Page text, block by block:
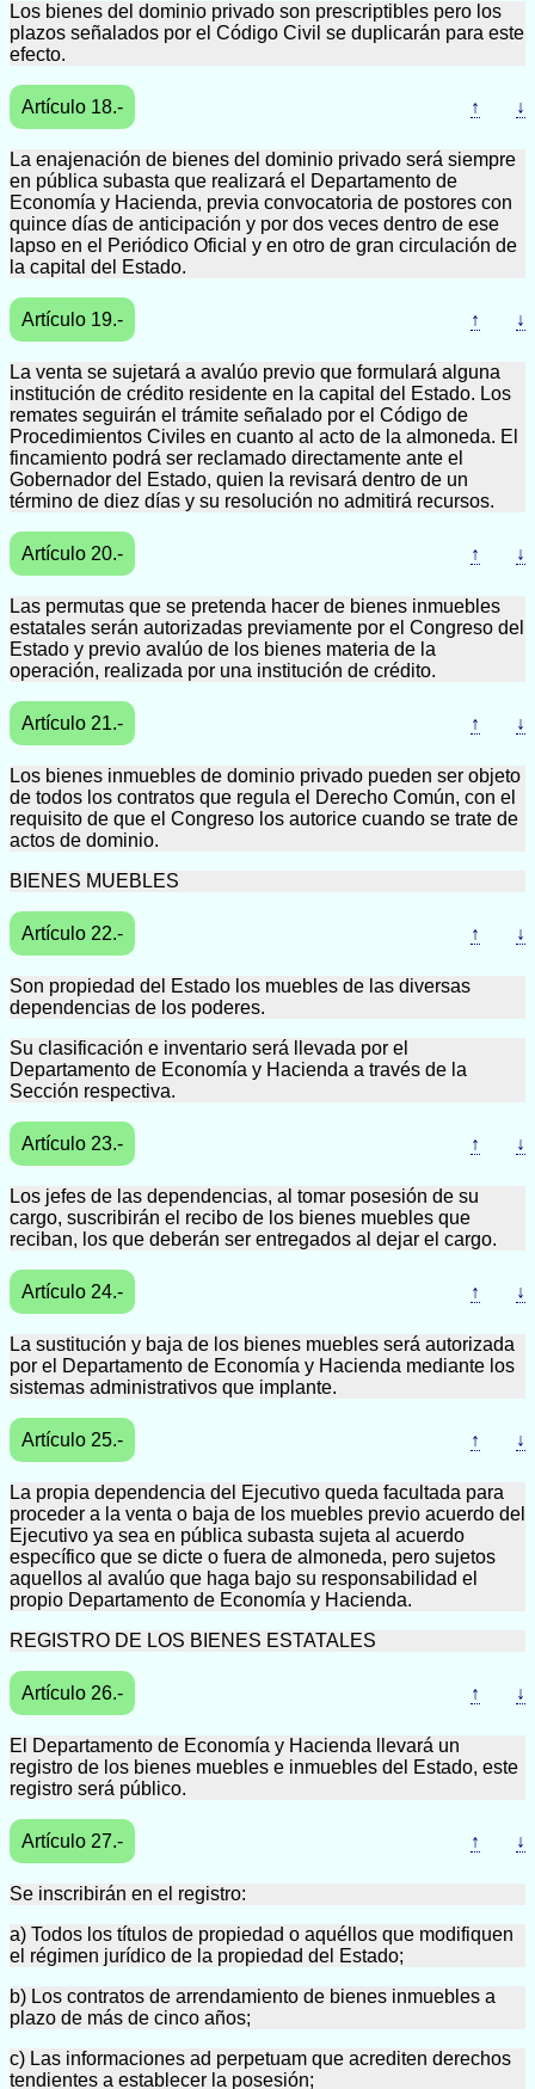
Los bienes del dominio privado son prescriptibles pero los
plazos señalados por el Código Civil se duplicarán para este
efecto.
Artículo 18.- ↑ ↓
La enajenación de bienes del dominio privado será siempre
en pública subasta que realizará el Departamento de
Economía y Hacienda, previa convocatoria de postores con
quince días de anticipación y por dos veces dentro de ese
lapso en el Periódico Oficial y en otro de gran circulación de
la capital del Estado.
Artículo 19.- ↑ ↓
La venta se sujetará a avalúo previo que formulará alguna
institución de crédito residente en la capital del Estado. Los
remates seguirán el trámite señalado por el Código de
Procedimientos Civiles en cuanto al acto de la almoneda. El
fincamiento podrá ser reclamado directamente ante el
Gobernador del Estado, quien la revisará dentro de un
término de diez días y su resolución no admitirá recursos.
Artículo 20.- ↑ ↓
Las permutas que se pretenda hacer de bienes inmuebles
estatales serán autorizadas previamente por el Congreso del
Estado y previo avalúo de los bienes materia de la
operación, realizada por una institución de crédito.
Artículo 21.- ↑ ↓
Los bienes inmuebles de dominio privado pueden ser objeto
de todos los contratos que regula el Derecho Común, con el
requisito de que el Congreso los autorice cuando se trate de
actos de dominio.
BIENES MUEBLES
Artículo 22.- ↑ ↓
Son propiedad del Estado los muebles de las diversas
dependencias de los poderes.
Su clasificación e inventario será llevada por el
Departamento de Economía y Hacienda a través de la
Sección respectiva.
Artículo 23.- ↑ ↓
Los jefes de las dependencias, al tomar posesión de su
cargo, suscribirán el recibo de los bienes muebles que
reciban, los que deberán ser entregados al dejar el cargo.
Artículo 24.- ↑ ↓
La sustitución y baja de los bienes muebles será autorizada
por el Departamento de Economía y Hacienda mediante los
sistemas administrativos que implante.
Artículo 25.- ↑ ↓
La propia dependencia del Ejecutivo queda facultada para
proceder a la venta o baja de los muebles previo acuerdo del
Ejecutivo ya sea en pública subasta sujeta al acuerdo
específico que se dicte o fuera de almoneda, pero sujetos
aquellos al avalúo que haga bajo su responsabilidad el
propio Departamento de Economía y Hacienda.
REGISTRO DE LOS BIENES ESTATALES
Artículo 26.- ↑ ↓
El Departamento de Economía y Hacienda llevará un
registro de los bienes muebles e inmuebles del Estado, este
registro será público.
Artículo 27.- ↑ ↓
Se inscribirán en el registro:
a) Todos los títulos de propiedad o aquéllos que modifiquen
el régimen jurídico de la propiedad del Estado;
b) Los contratos de arrendamiento de bienes inmuebles a
plazo de más de cinco años;
c) Las informaciones ad perpetuam que acrediten derechos
tendientes a establecer la posesión;